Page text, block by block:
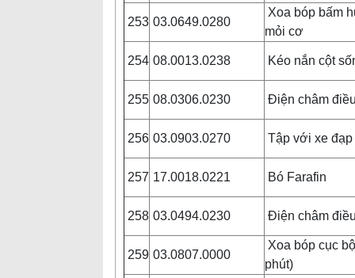
253 03.0649.0280
Xoa bóp bấm
mỏi cơ
254 08.0013.0238 Kéo nắn cột
255 08.0306.0230 Điện châm
256 03.0903.0270 Tập với xe
257 17.0018.0221 Bó Farafin
258 03.0494.0230 Điện châm
259 03.0807.0000
Xoa bóp cục
phút)